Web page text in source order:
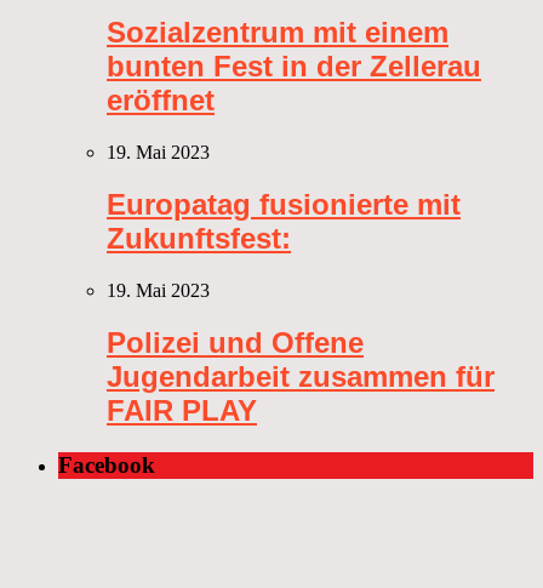
Sozialzentrum mit einem
bunten Fest in der Zellerau
eröffnet
19. Mai 2023
Europatag fusionierte mit
Zukunftsfest:
19. Mai 2023
Polizei und Offene
Jugendarbeit zusammen für
FAIR PLAY
Facebook